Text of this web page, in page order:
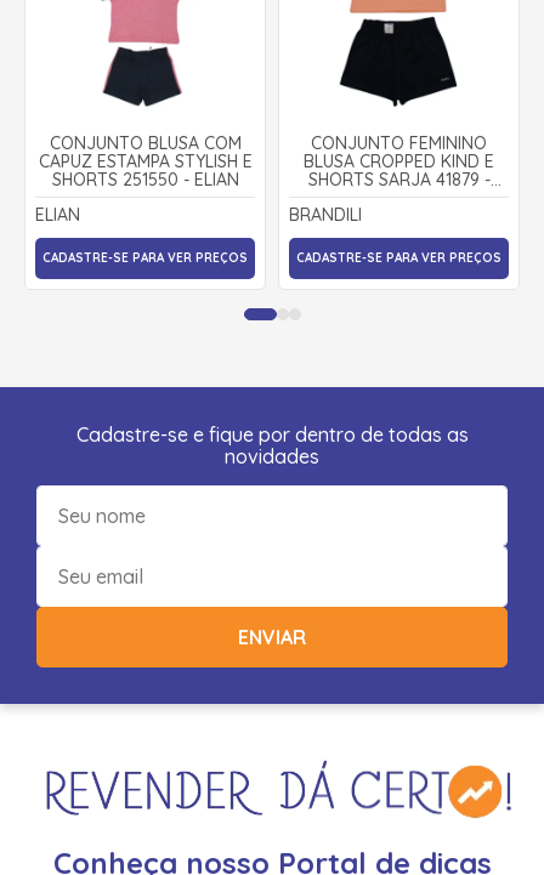
CONJUNTO BLUSA COM
CAPUZ ESTAMPA STYLISH E
SHORTS 251550 - ELIAN
ELIAN
CADASTRE-SE PARA VER PREÇOS
CONJUNTO FEMININO
BLUSA CROPPED KIND E
SHORTS SARJA 41879 -
BRANDILI
BRANDILI
CADASTRE-SE PARA VER PREÇOS
Cadastre-se e fique por dentro de todas as
novidades
ENVIAR
Conheça nosso Portal de dicas